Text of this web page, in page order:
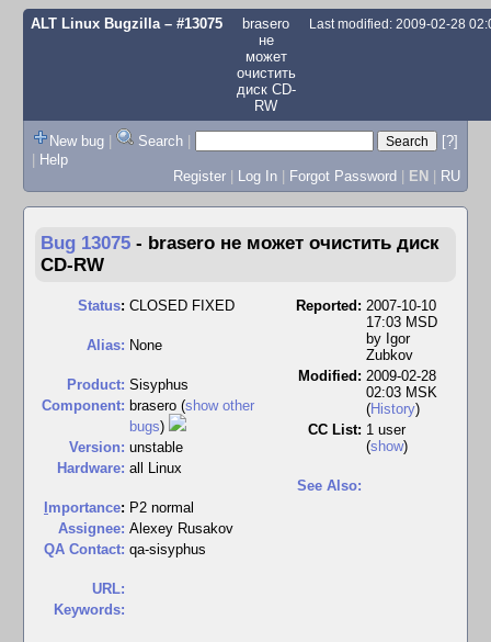
ALT Linux Bugzilla– #13075
brasero
не
может
очистить
диск CD-
RW
Last modified: 2009-02-28
New bug | Search |
[?]
| Help
Register | Log In | Forgot Password | EN | RU
Bug 13075 - brasero не может очистить диск
CD-RW
Status: CLOSED FIXED
Alias: None
Product: Sisyphus
Component: brasero (show other
bugs)
Version: unstable
Hardware: all Linux
mportance: P2 normal
Assignee: Alexey Rusakov
QA Contact: qa-sisyphus
URL:
Keywords:
Reported: 2007-10-10
17:03 MSD
by Igor
Zubkov
Modified: 2009-02-28
02:03 MSK
(History)
CC List: 1 user
(show)
See Also: